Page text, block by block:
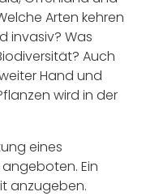
Arten kehren
invasiv? Was
Auch
Hand und
wird in der
eines
Ein
anzugeben.